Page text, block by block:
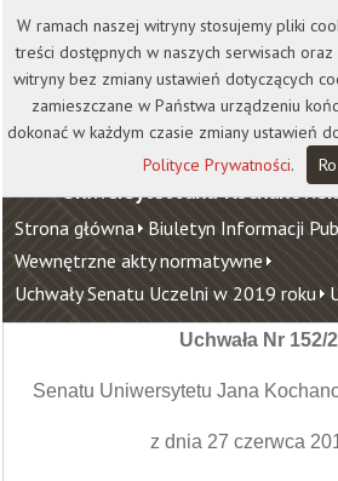
Kontakt Biblioteka
Wirtualna Uczelnia
Uniwersytet Jana
Strona główna Biuletyn Informacji
Wewnętrzne akty normatywne
Uchwały Senatu Uczelni w 2019 roku
Uchwała Nr 152/
Senatu Uniwersytetu Jana
z dnia 27 czerwca
W ramach naszej witryny stosujemy pliki
treści dostępnych w naszych serwisach
witryny bez zmiany ustawień dotyczących
zamieszczane w Państwa urządzeniu
dokonać w każdym czasie zmiany ustawień
Polityce Prywatności.